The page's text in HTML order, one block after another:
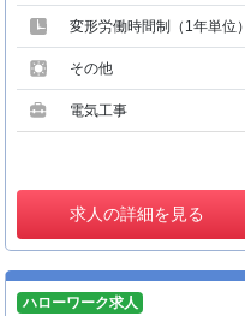
変形労働時間制（1年単位
その他
電気工事
求人の詳細を見る
ハローワーク求人